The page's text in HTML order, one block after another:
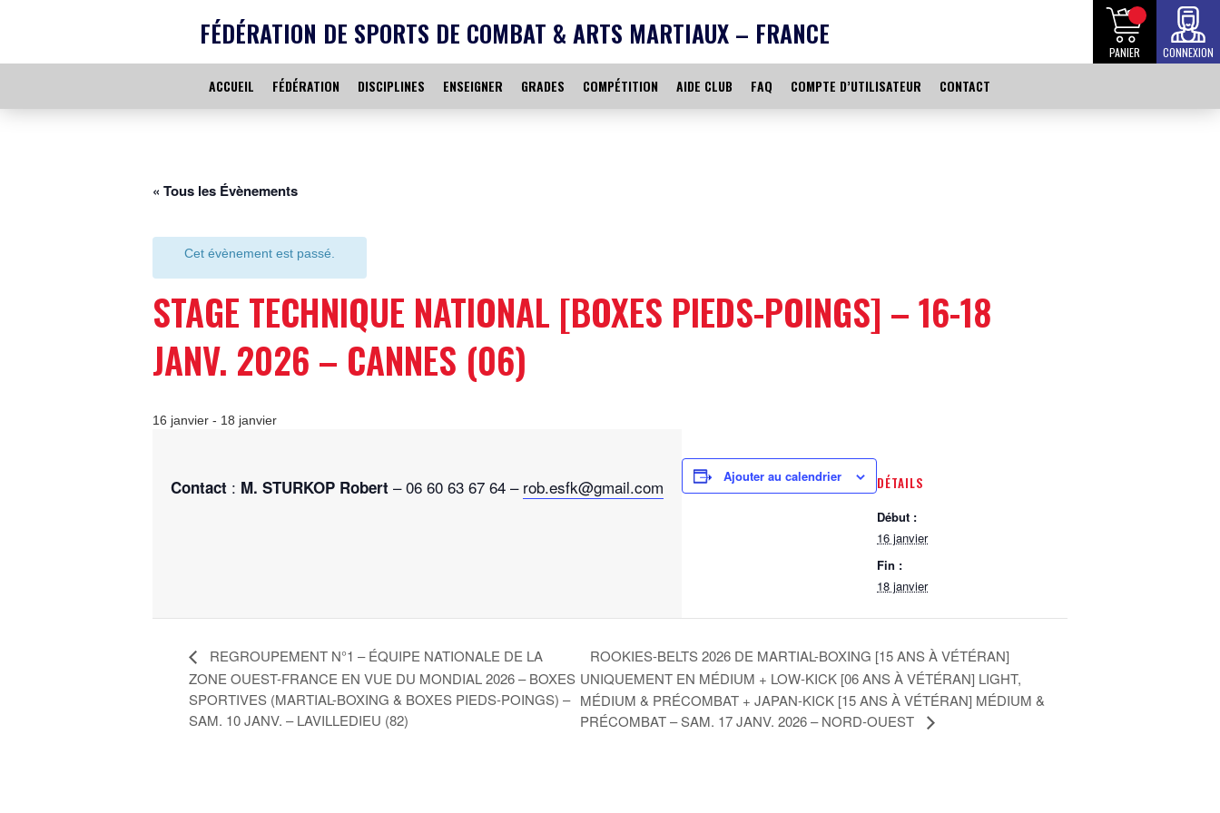
FÉDÉRATION DE SPORTS DE COMBAT & ARTS MARTIAUX – FRANCE
PANIER CONNEXION
ACCUEIL FÉDÉRATION DISCIPLINES ENSEIGNER GRADES COMPÉTITION AIDE CLUB FAQ COMPTE D’UTILISATEUR CONTACT
« Tous les Évènements
Cet évènement est passé.
STAGE TECHNIQUE NATIONAL [BOXES PIEDS-POINGS] – 16-18
JANV. 2026 – CANNES (06)
16 janvier - 18 janvier
Contact : M. STURKOP Robert – 06 60 63 67 64 – rob.esfk@gmail.com Ajouter au calendrier DÉTAILS
Début :
16 janvier
Fin :
18 janvier
REGROUPEMENT N°1 – ÉQUIPE NATIONALE DE LA
ZONE OUEST-FRANCE EN VUE DU MONDIAL 2026 – BOXES
SPORTIVES (MARTIAL-BOXING & BOXES PIEDS-POINGS) –
SAM. 10 JANV. – LAVILLEDIEU (82)
ROOKIES-BELTS 2026 DE MARTIAL-BOXING [15 ANS À VÉTÉRAN]
UNIQUEMENT EN MÉDIUM + LOW-KICK [06 ANS À VÉTÉRAN] LIGHT,
MÉDIUM & PRÉCOMBAT + JAPAN-KICK [15 ANS À VÉTÉRAN] MÉDIUM &
PRÉCOMBAT – SAM. 17 JANV. 2026 – NORD-OUEST